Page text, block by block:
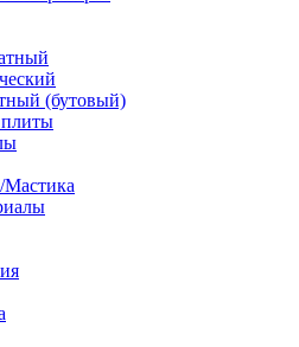
(бутовый)
плиты